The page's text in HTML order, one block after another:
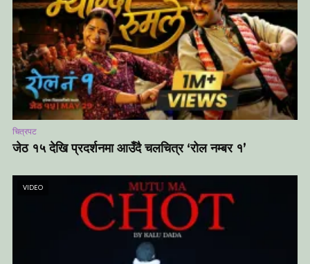
चित्रपट
जेठ १५ देखि प्रदर्शनमा आउँदै चलचित्र ‘रोल नम्बर १’
VIDEO